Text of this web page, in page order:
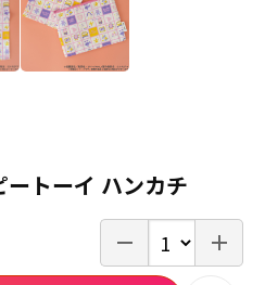
トーイ ハンカチ